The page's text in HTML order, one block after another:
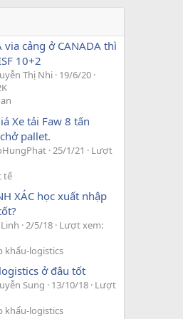
via cảng ở CANADA thì
10+2
Thị Nhi 19/6/20
Xe tải Faw 8 tấn
pallet.
25/1/21
Lượt
tế
XÁC học xuất nhập
2/5/18 Lượt xem:
khẩu-logistics
ở đâu tốt
Sung 13/10/18 Lượt
khẩu-logistics